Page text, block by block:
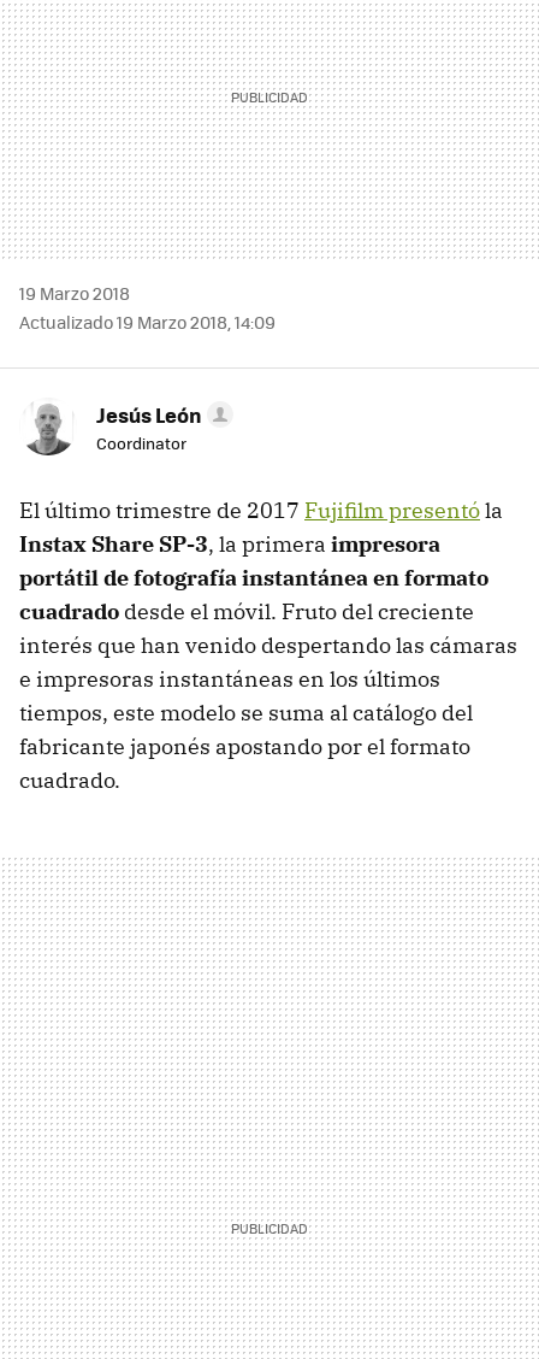
19 Marzo 2018
Actualizado 19 Marzo 2018, 14:09
Jesús León
Coordinator
El último trimestre de 2017 Fujifilm presentóla
Instax Share SP-3, la primera impresora
portátil de fotografía instantánea en formato
cuadrado desde el móvil. Fruto del creciente
interés que han venido despertando las cámaras
e impresoras instantáneas en los últimos
tiempos, este modelo se suma al catálogo del
fabricante japonés apostando por el formato
cuadrado.